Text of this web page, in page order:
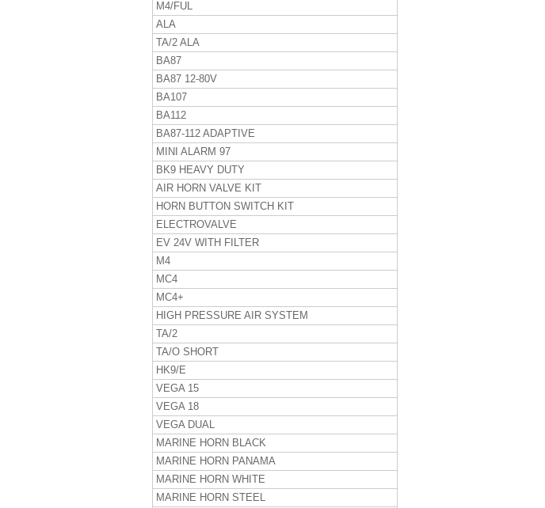
M4/FUL
ALA
TA/2 ALA
BA87
BA87 12-80V
BA107
BA112
BA87-112 ADAPTIVE
MINI ALARM 97
BK9 HEAVY DUTY
AIR HORN VALVE KIT
HORN BUTTON SWITCH KIT
ELECTROVALVE
EV 24V WITH FILTER
M4
MC4
MC4+
HIGH PRESSURE AIR SYSTEM
TA/2
TA/O SHORT
HK9/E
VEGA 15
VEGA 18
VEGA DUAL
MARINE HORN BLACK
MARINE HORN PANAMA
MARINE HORN WHITE
MARINE HORN STEEL